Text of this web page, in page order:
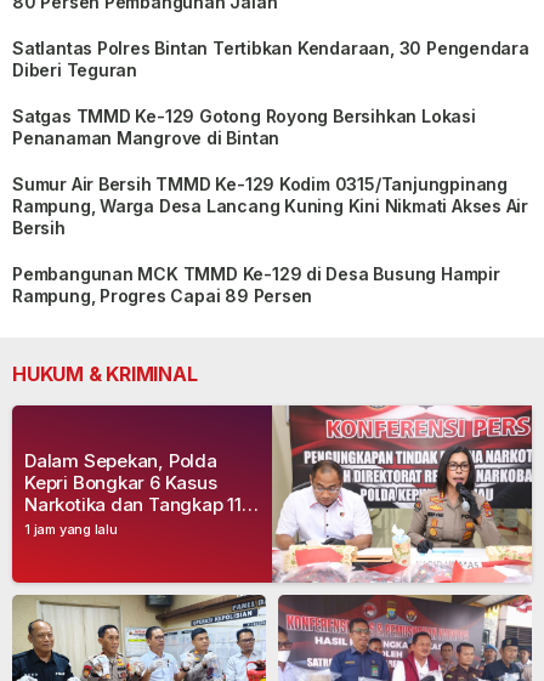
Satlantas Polres Bintan Tertibkan Kendaraan, 30 Pengendara
Diberi Teguran
Satgas TMMD Ke-129 Gotong Royong Bersihkan Lokasi
Penanaman Mangrove di Bintan
Sumur Air Bersih TMMD Ke-129 Kodim 0315/Tanjungpinang
Rampung, Warga Desa Lancang Kuning Kini Nikmati Akses Air
Bersih
Pembangunan MCK TMMD Ke-129 di Desa Busung Hampir
Rampung, Progres Capai 89 Persen
HUKUM & KRIMINAL
1 jam yang lalu
Dalam Sepekan, Polda
Kepri Bongkar 6 Kasus
Narkotika dan Tangkap 11
Tersangka